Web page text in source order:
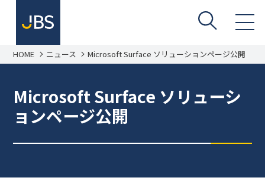
HOME ニュース Microsoft Surface ソリューションページ公開
Microsoft Surface ソリューシ
ョンページ公開